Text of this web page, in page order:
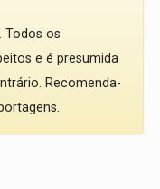
Todos os
e é presumida
Recomenda-